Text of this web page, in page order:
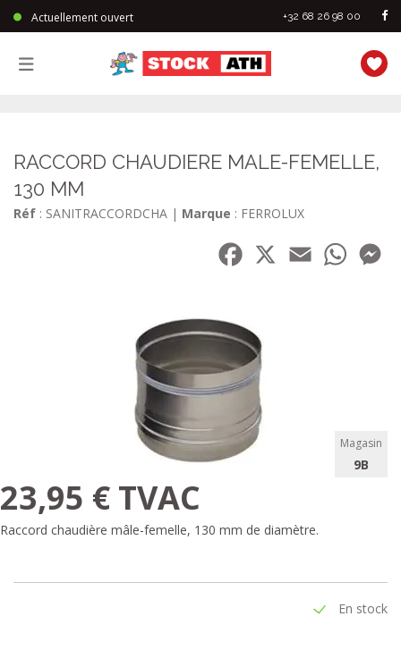
Actuellement ouvert +32 68 26 98 00
RACCORD CHAUDIERE MALE-FEMELLE,
130 MM
Réf : SANITRACCORDCHA | Marque : FERROLUX
Facebook
Email
Magasin
9B
23,95 € TVAC
Raccord chaudière mâle-femelle, 130 mm de diamètre.
En stock